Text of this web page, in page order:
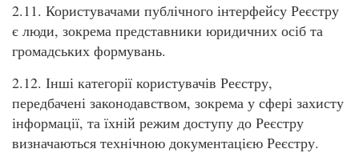
2.11. Користувачами публічного інтерфейсу Реєстру
є люди, зокрема представники юридичних осіб та
громадських формувань.
2.12. Інші категорії користувачів Реєстру,
передбачені законодавством, зокрема у сфері захисту
інформації, та їхній режим доступу до Реєстру
визначаються технічною документацією Реєстру.